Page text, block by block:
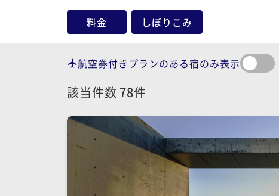
料金 しぼりこみ
航空券付きプランのある宿のみ表示
該当件数 78件